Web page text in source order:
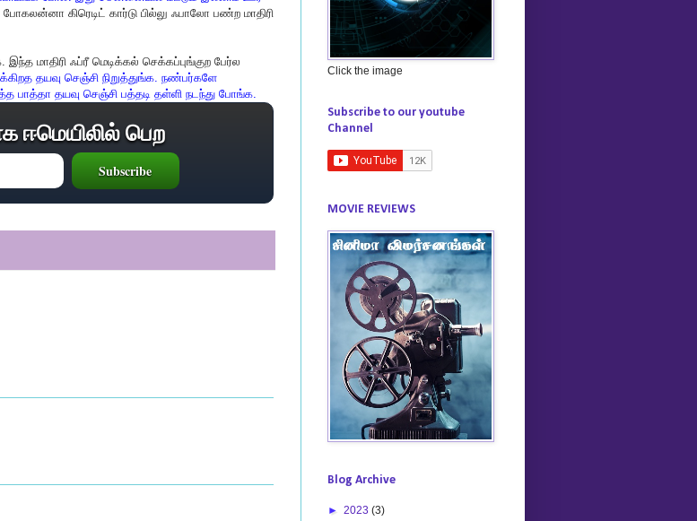
போகலன்னா கிரெடிட் கார்டு பில்லு ஃபாலோ பண்ற மாதிரி
மாதிரி ஃப்ரீ மெடிக்கல் செக்கப்புங்குற பேர்ல
தயவு செஞ்சி நிறுத்துங்க. நண்பர்களே
பாத்தா தயவு செஞ்சி பத்தடி தள்ளி நடந்து போங்க.
ஈமெயிலில் பெற
Click the image
Subscribe to our youtube
Channel
MOVIE REVIEWS
Blog Archive
► 2023 (3)